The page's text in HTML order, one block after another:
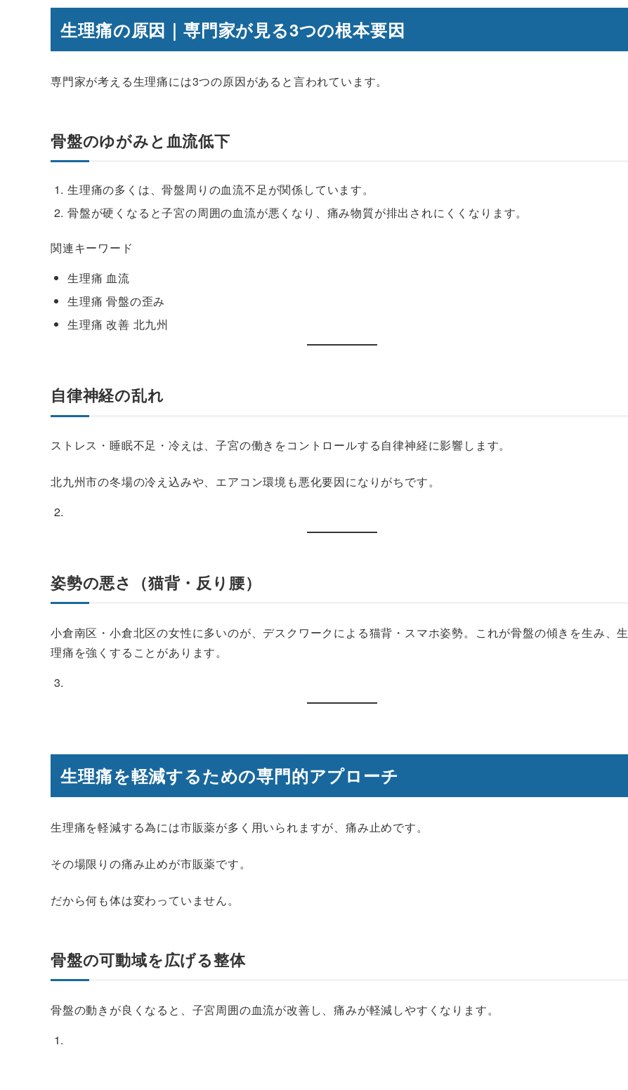
生理痛の原因｜専門家が見る3つの根本要因
専門家が考える生理痛には3つの原因があると言われています。
骨盤のゆがみと血流低下
生理痛の多くは、骨盤周りの血流不足が関係しています。
骨盤が硬くなると子宮の周囲の血流が悪くなり、痛み物質が排出されにくくなります。
関連キーワード
生理痛 血流
生理痛 骨盤の歪み
生理痛 改善 北九州
自律神経の乱れ
ストレス・睡眠不足・冷えは、子宮の働きをコントロールする自律神経に影響します。
北九州市の冬場の冷え込みや、エアコン環境も悪化要因になりがちです。
姿勢の悪さ（猫背・反り腰）
小倉南区・小倉北区の女性に多いのが、デスクワークによる猫背・スマホ姿勢。これが骨盤の傾きを生み、生
理痛を強くすることがあります。
生理痛を軽減するための専門的アプローチ
生理痛を軽減する為には市販薬が多く用いられますが、痛み止めです。
その場限りの痛み止めが市販薬です。
だから何も体は変わっていません。
骨盤の可動域を広げる整体
骨盤の動きが良くなると、子宮周囲の血流が改善し、痛みが軽減しやすくなります。